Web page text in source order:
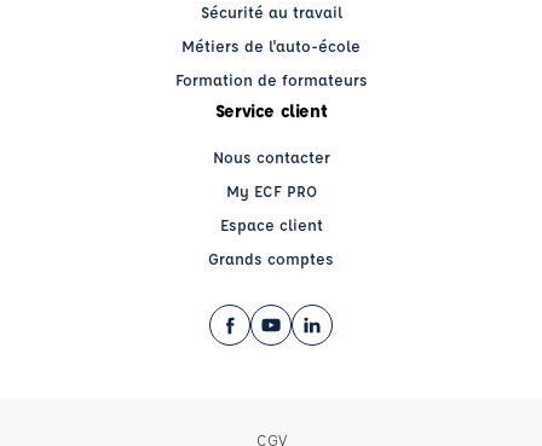
Sécurité au travail
Métiers de l'auto-école
Formation de formateurs
Service client
Nous contacter
My ECF PRO
Espace client
Grands comptes
Facebook (nouvelle fenêtre)
YouTube (nouvelle fenêtre)
LinkedIn (nouvelle fenêtre)
CGV